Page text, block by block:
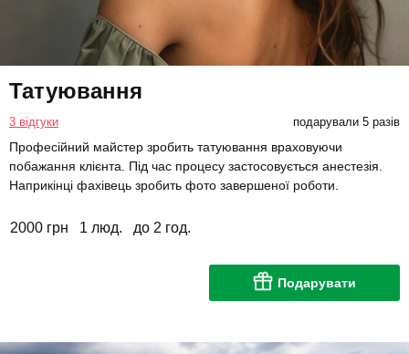
Татуювання
3 відгуки подарували 5 разів
Професійний майстер зробить татуювання враховуючи
побажання клієнта. Під час процесу застосовується анестезія.
Наприкінці фахівець зробить фото завершеної роботи.
2000 грн 1 люд. до 2 год.
Подарувати